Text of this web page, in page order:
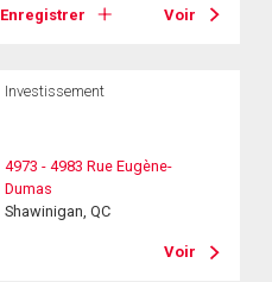
Enregistrer Voir
Investissement
4973 - 4983 Rue Eugène-
Dumas
Shawinigan, QC
Voir